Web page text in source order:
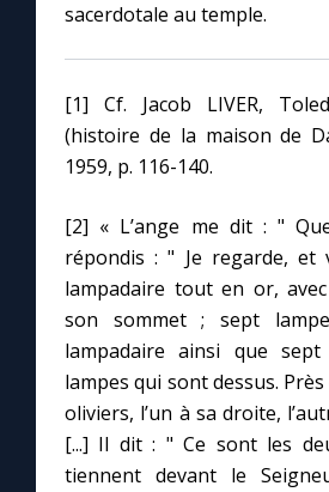
sacerdotale au temple.
[1] Cf. Jacob LIVER,
(histoire de la maison de
1959, p. 116-140.
[2] « L’ange me dit : "
répondis : " Je regarde,
lampadaire tout en or,
son sommet ; sept
lampadaire ainsi que
lampes qui sont dessus.
oliviers, l’un à sa droite,
[...] Il dit : " Ce sont les
tiennent devant le